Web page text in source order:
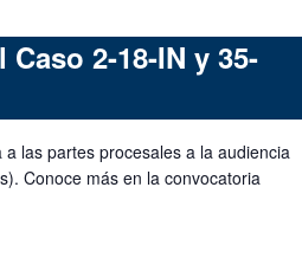
2-18-IN y 35-
las partes procesales a la audiencia
Conoce más en la convocatoria